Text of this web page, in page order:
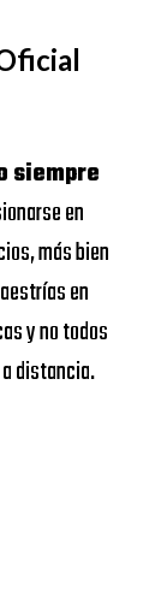
siempre
en
más bien
en
y no todos
distancia.